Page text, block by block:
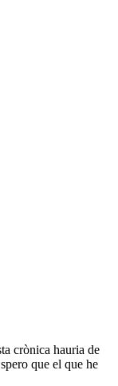
crònica hauria de
que el que he